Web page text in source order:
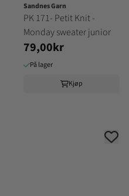
Sandnes Garn
PK 171- Petit Knit -
Monday sweater junior
79,00kr
På lager
Kjøp